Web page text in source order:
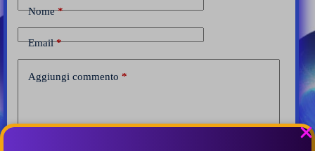
Nome*
Email*
Aggiungi commento *